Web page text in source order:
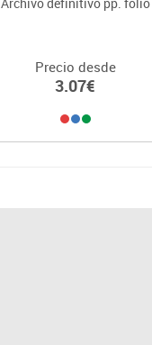
Precio desde
3.07€